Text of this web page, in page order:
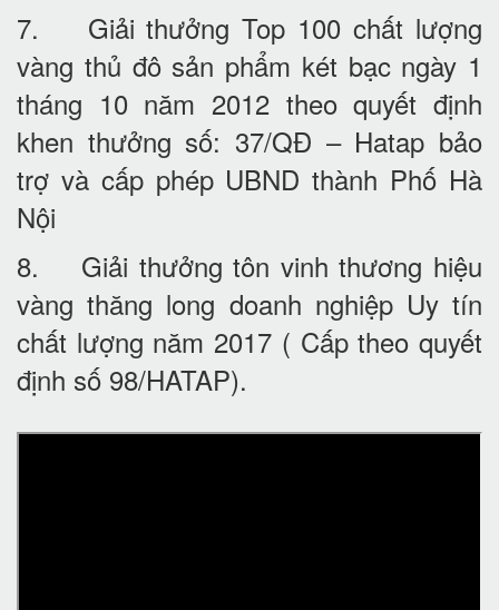
7. Giải thưởng Top 100 chất lượng
vàng thủ đô sản phẩm két bạc ngày 1
tháng 10 năm 2012 theo quyết định
khen thưởng số: 37/QĐ – Hatap bảo
trợ và cấp phép UBND thành Phố Hà
Nội
8. Giải thưởng tôn vinh thương hiệu
vàng thăng long doanh nghiệp Uy tín
chất lượng năm 2017 ( Cấp theo quyết
định số 98/HATAP).